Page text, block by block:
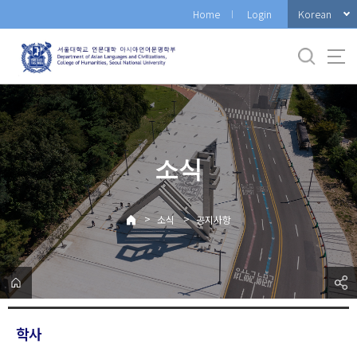
로
메
뉴
Home Login Korean
소식
> 소식 > 공지사항
학사